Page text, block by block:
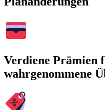
Verdiene Prämien
wahrgenommene